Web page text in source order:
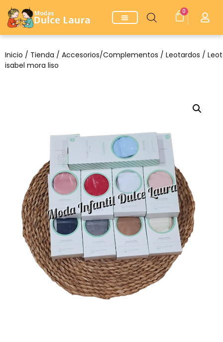
0
Inicio / Tienda / Accesorios/Complementos / Leotardos /
isabel mora liso